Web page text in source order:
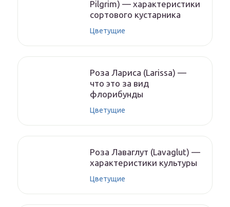
Pilgrim) — характеристики
сортового кустарника
Цветущие
Роза Лариса (Larissa) —
что это за вид
флорибунды
Цветущие
Роза Лаваглут (Lavaglut) —
характеристики культуры
Цветущие